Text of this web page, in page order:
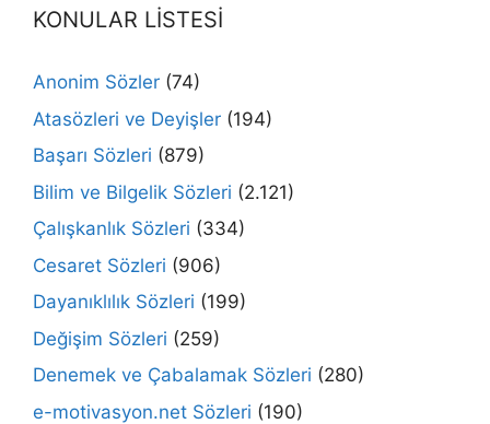
KONULAR LİSTESİ
Anonim Sözler (74)
Atasözleri ve Deyişler (194)
Başarı Sözleri (879)
Bilim ve Bilgelik Sözleri (2.121)
Çalışkanlık Sözleri (334)
Cesaret Sözleri (906)
Dayanıklılık Sözleri (199)
Değişim Sözleri (259)
Denemek ve Çabalamak Sözleri (280)
e-motivasyon.net Sözleri (190)